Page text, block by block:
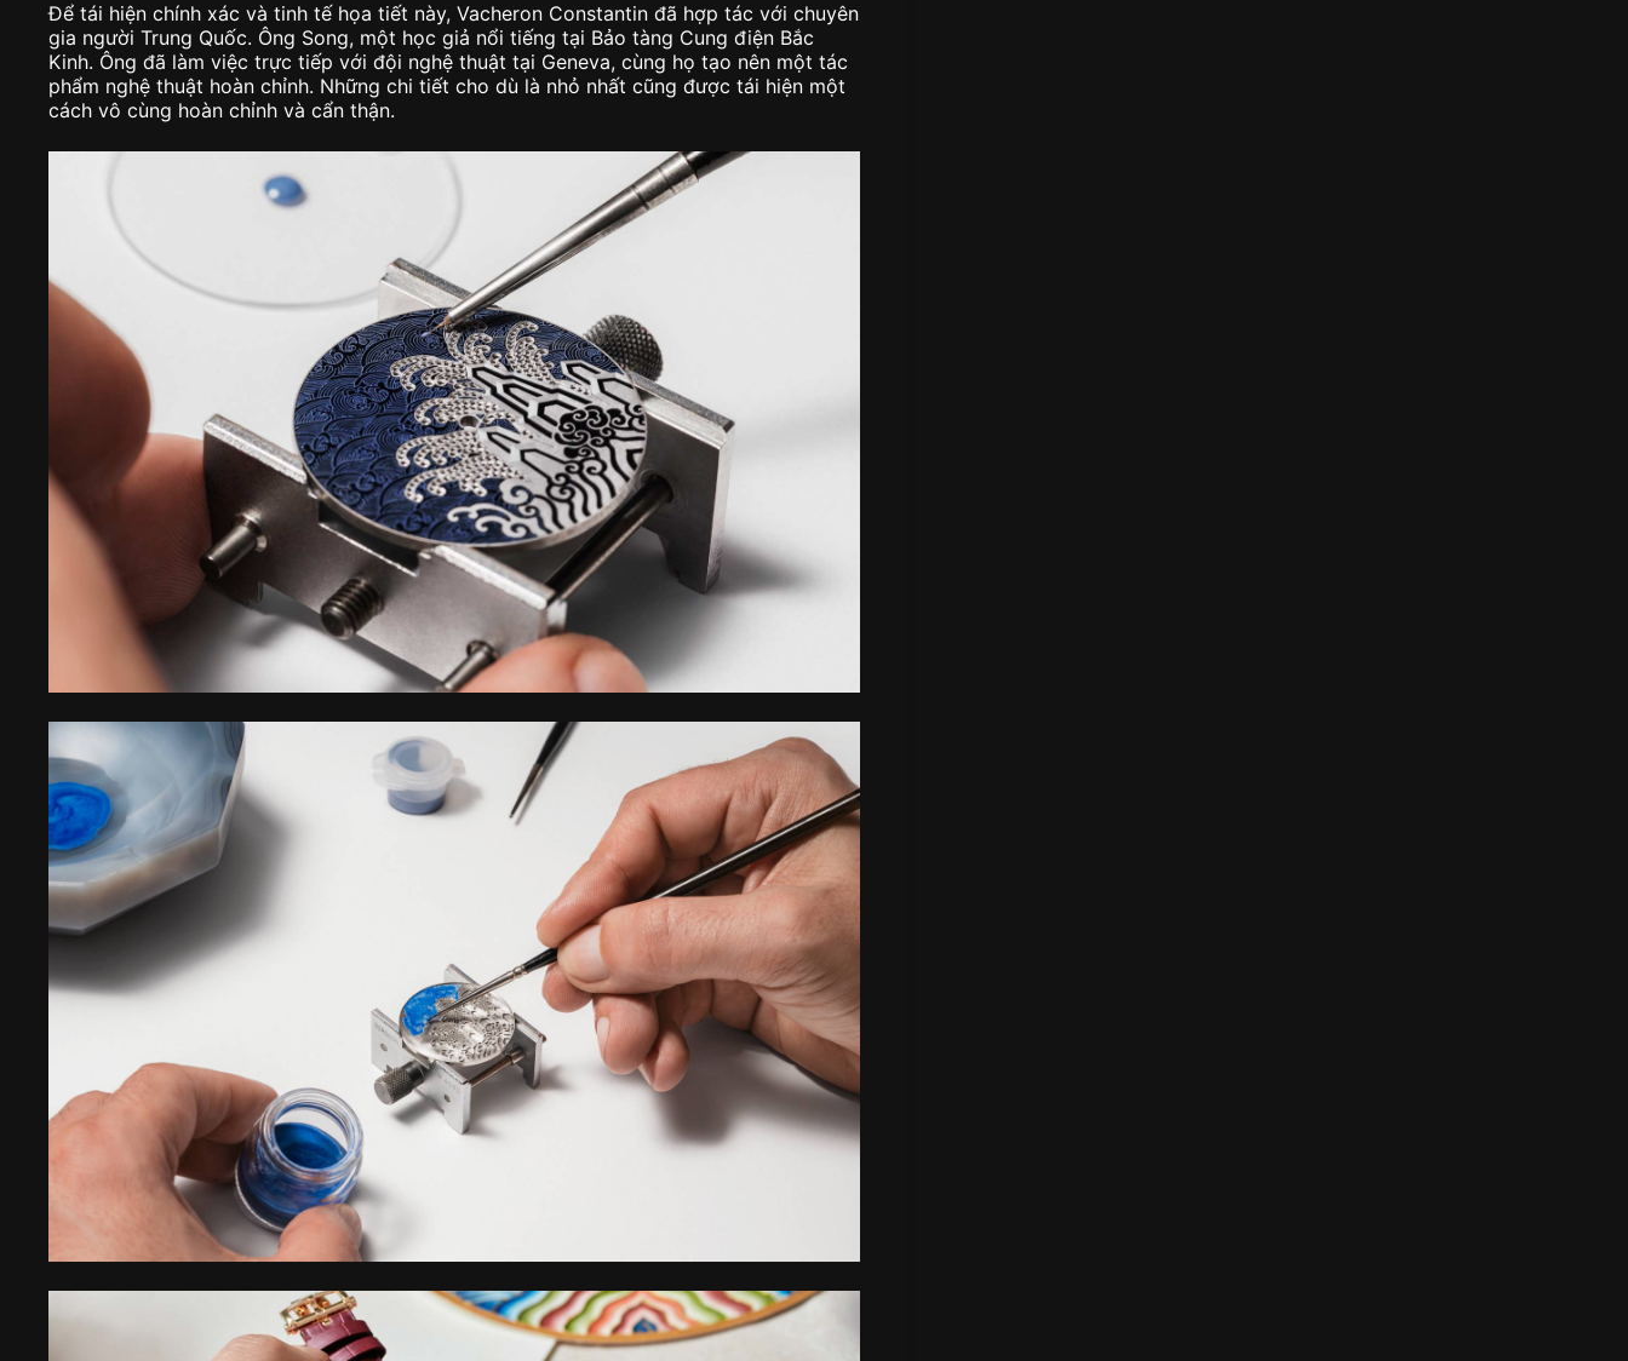
Để tái hiện chính xác và tinh tế họa tiết này, Vacheron Constantin đã hợp tác với chuyên
gia người Trung Quốc. Ông Song, một học giả nổi tiếng tại Bảo tàng Cung điện Bắc
Kinh. Ông đã làm việc trực tiếp với đội nghệ thuật tại Geneva, cùng họ tạo nên một tác
phẩm nghệ thuật hoàn chỉnh. Những chi tiết cho dù là nhỏ nhất cũng được tái hiện một
cách vô cùng hoàn chỉnh và cẩn thận.